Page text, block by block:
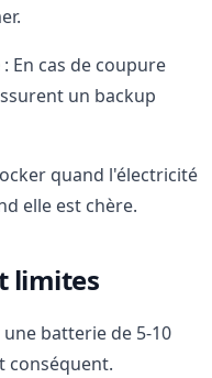
: En cas de coupure
un backup
quand l'électricité
elle est chère.
limites
batterie de 5-10
conséquent.